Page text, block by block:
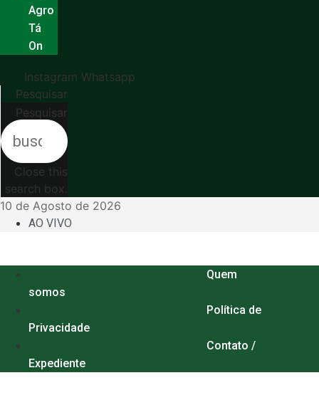
Agro
Tá
On
Instagram Whatsapp
Pesquisar
Pesquisar
Close this
search box.
10 de Agosto de 2026
AO VIVO
Quem
somos
Política de
Privacidade
Contato /
Expediente